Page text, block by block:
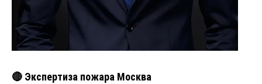
🔴 Экспертиза пожара Москва